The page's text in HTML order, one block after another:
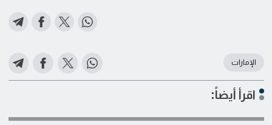
الإمارات
اقرأ أيضاً: